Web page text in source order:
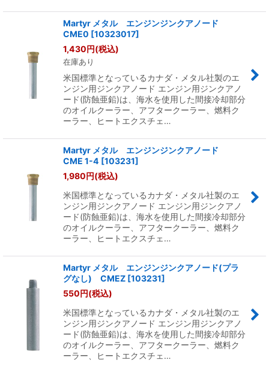
Martyr メタル エンジンジンクアノード
CME0 [10323017]
1,430円(税込)
在庫あり
米国標準となっているカナダ・メタル社製のエ
ンジン用ジンクアノード エンジン用ジンクアノ
ード(防蝕亜鉛)は、海水を使用した間接冷却部分
のオイルクーラー、アフタークーラー、燃料ク
ーラー、ヒートエクスチェ…
Martyr メタル エンジンジンクアノード
CME 1-4 [103231]
1,980円(税込)
米国標準となっているカナダ・メタル社製のエ
ンジン用ジンクアノード エンジン用ジンクアノ
ード(防蝕亜鉛)は、海水を使用した間接冷却部分
のオイルクーラー、アフタークーラー、燃料ク
ーラー、ヒートエクスチェ…
Martyr メタル エンジンジンクアノード(プラ
グなし) CMEZ [103231]
550円(税込)
米国標準となっているカナダ・メタル社製のエ
ンジン用ジンクアノード エンジン用ジンクアノ
ード(防蝕亜鉛)は、海水を使用した間接冷却部分
のオイルクーラー、アフタークーラー、燃料ク
ーラー、ヒートエクスチェ…